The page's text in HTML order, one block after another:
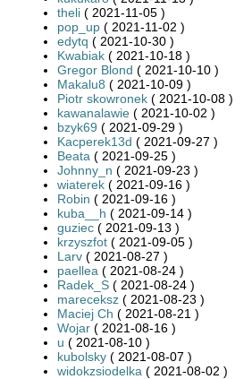
theli ( 2021-11-05 )
pop_up ( 2021-11-02 )
edytq ( 2021-10-30 )
Kwabiak ( 2021-10-18 )
Gregor Blond ( 2021-10-10 )
Makalu8 ( 2021-10-09 )
Piotr skowronek ( 2021-10-08 )
kawanalawie ( 2021-10-02 )
bzyk69 ( 2021-09-29 )
Kacperek13d ( 2021-09-27 )
Beata ( 2021-09-25 )
Johnny_n ( 2021-09-23 )
wiaterek ( 2021-09-16 )
Robin ( 2021-09-16 )
kuba__h ( 2021-09-14 )
guziec ( 2021-09-13 )
krzyszfot ( 2021-09-05 )
Larv ( 2021-08-27 )
paellea ( 2021-08-24 )
Radek_S ( 2021-08-24 )
mareceksz ( 2021-08-23 )
Maciej Ch ( 2021-08-21 )
Wojar ( 2021-08-16 )
u ( 2021-08-10 )
kubolsky ( 2021-08-07 )
widokzsiodelka ( 2021-08-02 )